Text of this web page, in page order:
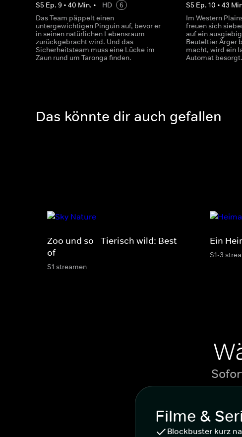
S5 Ep. 9 • 40 Min. • HD
6
Das Team päppelt einen
untergewichtigen Pinguin auf, bevor er
in seinen natürlichen Lebensraum
zurückgebracht wird. Und das
Sicherheitsteam muss eine Lücke im
Zaun rund um Taronga finden.
S5 Ep.10 •43
Im Western
freuen sich
auf ein
Beuteltier Ärger
macht, wird ein
Automat besorgt.
Das könnte dir auch gefallen
Zoo und so - Tierisch wild: Best
of
S1 streamen
Ein
S1-3
Filme &
Blockbuster kurz